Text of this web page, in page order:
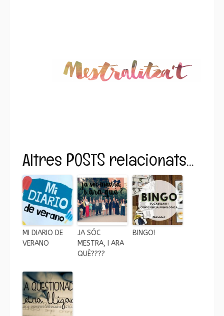
Altres POSTS relacionats...
MI DIARIO DE
VERANO
JA SÓC
MESTRA, I ARA
QUÈ????
BINGO!